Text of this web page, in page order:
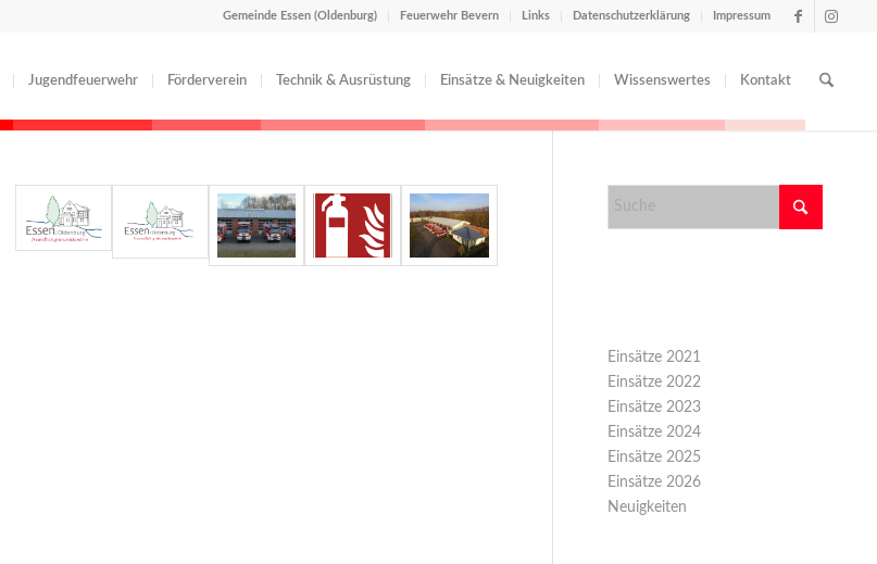
Gemeinde Essen (Oldenburg) Feuerwehr Bevern Links Datenschutzerklärung Impressum
Jugendfeuerwehr Förderverein Technik & Ausrüstung Einsätze & Neuigkeiten Wissenswertes Kontakt
Einsätze 2021
Einsätze 2022
Einsätze 2023
Einsätze 2024
Einsätze 2025
Einsätze 2026
Neuigkeiten